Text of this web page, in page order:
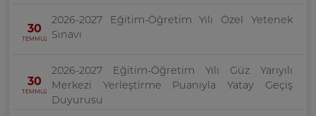
30
TEMMUZ
2026-2027 Eğitim-Öğretim Yılı Özel Yetenek
Sınavı
30
TEMMUZ
2026-2027 Eğitim-Öğretim Yılı Güz Yarıyılı
Merkezi Yerleştirme Puanıyla Yatay Geçiş
Duyurusu